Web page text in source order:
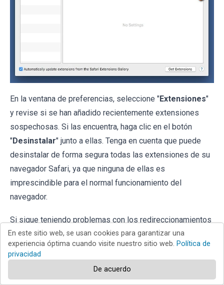
En la ventana de preferencias, seleccione "Extensiones"
y revise si se han añadido recientemente extensiones
sospechosas. Si las encuentra, haga clic en el botón
"Desinstalar" junto a ellas. Tenga en cuenta que puede
desinstalar de forma segura todas las extensiones de su
navegador Safari, ya que ninguna de ellas es
imprescindible para el normal funcionamiento del
navegador.
Si sigue teniendo problemas con los redireccionamientos
de navegador y anuncios no deseados,restaure Safari
Eliminar complementos
En este sitio web, se usan cookies para garantizar una
experiencia óptima cuando visite nuestro sitio web. Política de
privacidad
De acuerdo